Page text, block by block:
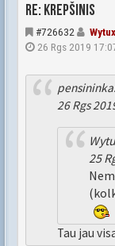
Re: Krepšinis
#726632
Wytux
26 Rgs 2019
26 Rgs
25
Tau jau